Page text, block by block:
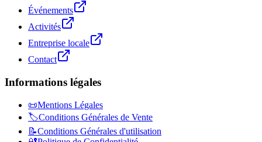
Événements
Activités
Entreprise locale
Contact
Informations légales
📜Mentions Légales
🏷️Conditions Générales de Vente
📝Conditions Générales d'utilisation